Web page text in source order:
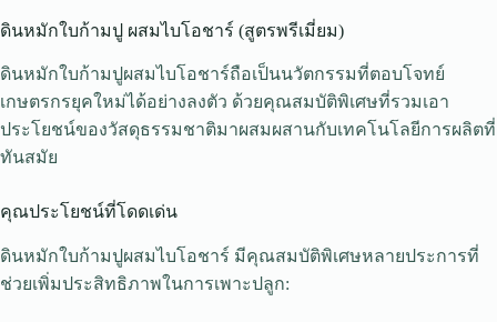
ดินหมักใบก้ามปู ผสมไบโอชาร์ (สูตรพรีเมี่ยม)
ดินหมักใบก้ามปูผสมไบโอชาร์ถือเป็นนวัตกรรมที่ตอบโจทย์
เกษตรกรยุคใหม่ได้อย่างลงตัว ด้วยคุณสมบัติพิเศษที่รวมเอา
ประโยชน์ของวัสดุธรรมชาติมาผสมผสานกับเทคโนโลยีการผลิตที่
ทันสมัย
คุณประโยชน์ที่โดดเด่น
ดินหมักใบก้ามปูผสมไบโอชาร์ มีคุณสมบัติพิเศษหลายประการที่
ช่วยเพิ่มประสิทธิภาพในการเพาะปลูก: